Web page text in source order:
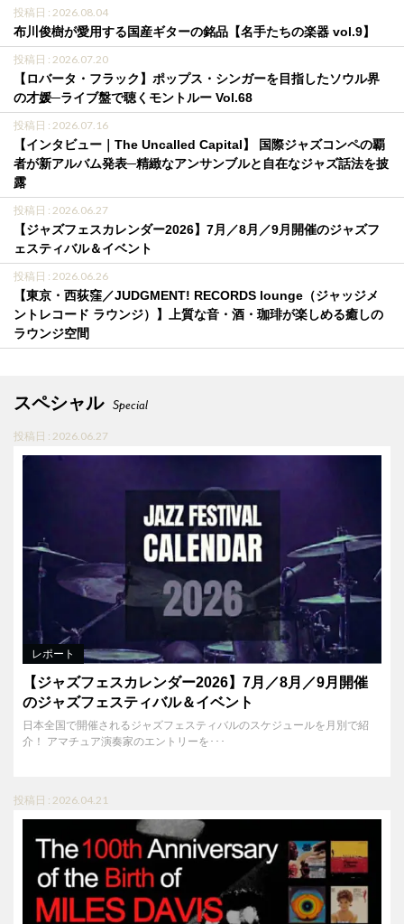
投稿日 : 2026.08.04
布川俊樹が愛用する国産ギターの銘品【名手たちの楽器 vol.9】
投稿日 : 2026.07.20
【ロバータ・フラック】ポップス・シンガーを目指したソウル界
の才媛─ライブ盤で聴くモントルー Vol.68
投稿日 : 2026.07.16
【インタビュー｜The Uncalled Capital】 国際ジャズコンペの覇
者が新アルバム発表─精緻なアンサンブルと自在なジャズ話法を披
露
投稿日 : 2026.06.27
【ジャズフェスカレンダー2026】7月／8月／9月開催のジャズフ
ェスティバル＆イベント
投稿日 : 2026.06.26
【東京・西荻窪／JUDGMENT! RECORDS lounge（ジャッジメ
ントレコード ラウンジ）】上質な音・酒・珈琲が楽しめる癒しの
ラウンジ空間
スペシャル Special
投稿日 : 2026.06.27
レポート
【ジャズフェスカレンダー2026】7月／8月／9月開催
のジャズフェスティバル＆イベント
日本全国で開催されるジャズフェスティバルのスケジュールを月別で紹
介！ アマチュア演奏家のエントリーを･･･
投稿日 : 2026.04.21